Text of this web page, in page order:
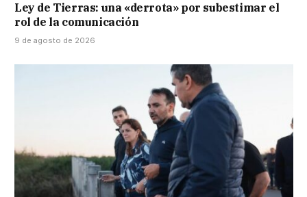
Ley de Tierras: una «derrota» por subestimar el
rol de la comunicación
9 de agosto de 2026